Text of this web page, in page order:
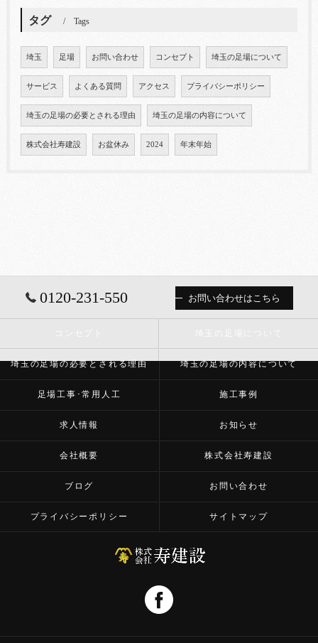
タグ Tags
埼玉 足場 お問い合わせ コンセプト 埼玉の足場について
サービス よくある質問 アクセス プライバシーポリシー
埼玉の足場の必要とされる理由 埼玉の足場の内容について
株式会社寿建設 お盆休み 2024 年末年始
0120-231-550 お問い合わせはこちら
埼玉の足場の必要とされる理由 埼玉の足場の内容について
足場工事･常用人工 施工事例
求人情報 お知らせ
会社概要 株式会社寿建設
ブログ お問い合わせ
プライバシーポリシー サイトマップ